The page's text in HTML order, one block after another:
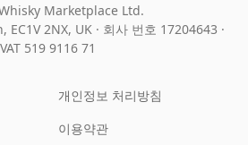
Marketplace Ltd.
2NX, UK · 회사 번호 17204643 ·
VAT 519 9116 71
개인정보 처리방침
이용약관